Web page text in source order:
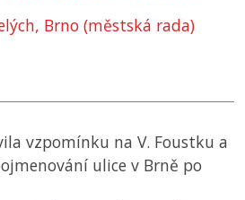
Brno (městská rada)
vzpomínku na V. Foustku a
ulice v Brně po